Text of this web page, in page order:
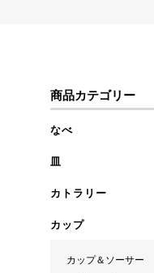
商品カテゴリー
なべ
ミニソースパン
皿
丸皿
オーバル皿
ピザ皿
カトラリー
ナイフ
カップ
カップ＆ソーサー